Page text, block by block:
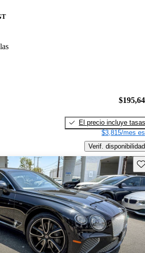
El precio incluye tasas
$3,815/mes
Verif. disponibilidad